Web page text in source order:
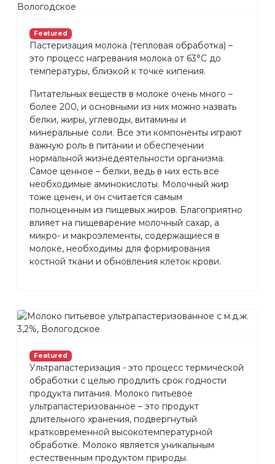
Featured
Пастеризация молока (тепловая обработка) –
это процесс нагревания молока от 63°С до
температуры, близкой к точке кипения.
Питательных веществ в молоке очень много –
более 200, и основными из них можно назвать
белки, жиры, углеводы, витамины и
минеральные соли. Все эти компоненты играют
важную роль в питании и обеспечении
нормальной жизнедеятельности организма.
Самое ценное – белки, ведь в них есть все
необходимые аминокислоты. Молочный жир
тоже ценен, и он считается самым
полноценным из пищевых жиров. Благоприятно
влияет на пищеварение молочный сахар, а
микро- и макроэлементы, содержащиеся в
молоке, необходимы для формирования
костной ткани и обновления клеток крови.
Featured
Ультрапастеризация - это процесс термической
обработки с целью продлить срок годности
продукта питания. Молоко питьевое
ультрапастеризованное – это продукт
длительного хранения, подвергнутый
кратковременной высокотемпературной
обработке. Молоко является уникальным
естественным продуктом природы.